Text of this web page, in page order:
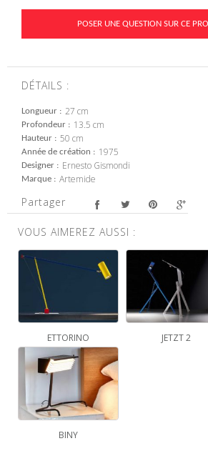
POSER UNE QUESTION SUR CE
DÉTAILS :
Longueur 27 cm
Profondeur 13.5 cm
Hauteur 50 cm
Année de création 1975
Designer Ernesto Gismondi
Marque Artemide
Partager
VOUS AIMEREZ AUSSI :
ETTORINO JETZT 2
BINY